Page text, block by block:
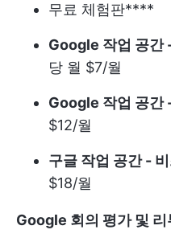
무료 체험판****
Google 작업 공간
당 월 $7/월
Google 작업 공간
$12/월
구글 작업 공간 -
$18/월
Google 회의 평가 및 리